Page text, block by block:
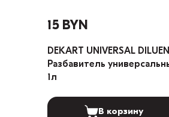
15 BYN
DEKART UNIVERSAL
Разбавитель
1л
В корзину